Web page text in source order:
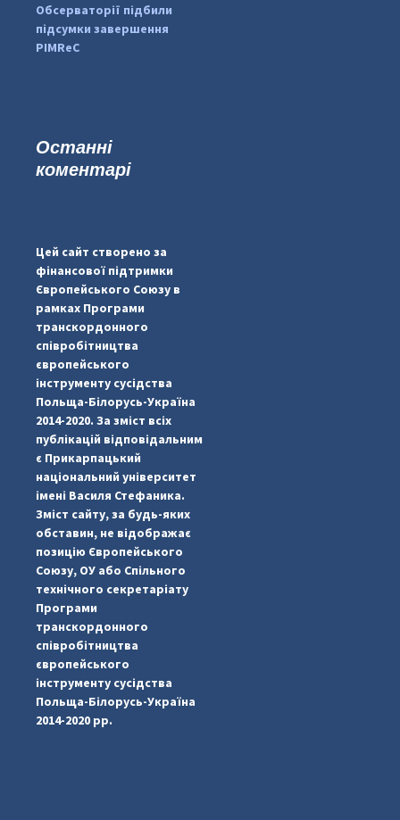
pimrec_project
Обсерваторії підбили
підсумки завершення
PIMReC
Останні
коментарі
Цей сайт створено за
фінансової підтримки
Європейського Союзу в
рамках Програми
транскордонного
співробітництва
європейського
інструменту сусідства
Польща-Білорусь-Україна
2014-2020. За зміст всіх
публікацій відповідальним
є Прикарпацький
національний університет
імені Василя Стефаника.
Зміст сайту, за будь-яких
обставин, не відображає
позицію Європейського
Союзу, ОУ або Спільного
технічного секретаріату
Програми
транскордонного
співробітництва
європейського
інструменту сусідства
Польща-Білорусь-Україна
2014-2020 рр.